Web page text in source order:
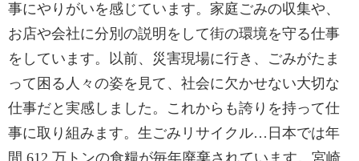
事にやりがいを感じています。家庭ごみの収集や、
お店や会社に分別の説明をして街の環境を守る仕事
をしています。以前、災害現場に行き、ごみがたま
って困る人々の姿を見て、社会に欠かせない大切な
仕事だと実感しました。これからも誇りを持って仕
事に取り組みます。生ごみリサイクル…日本では年
間 612 万トンの食糧が毎年廃棄されています。宮崎